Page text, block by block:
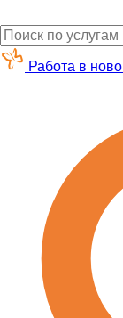
Работа в